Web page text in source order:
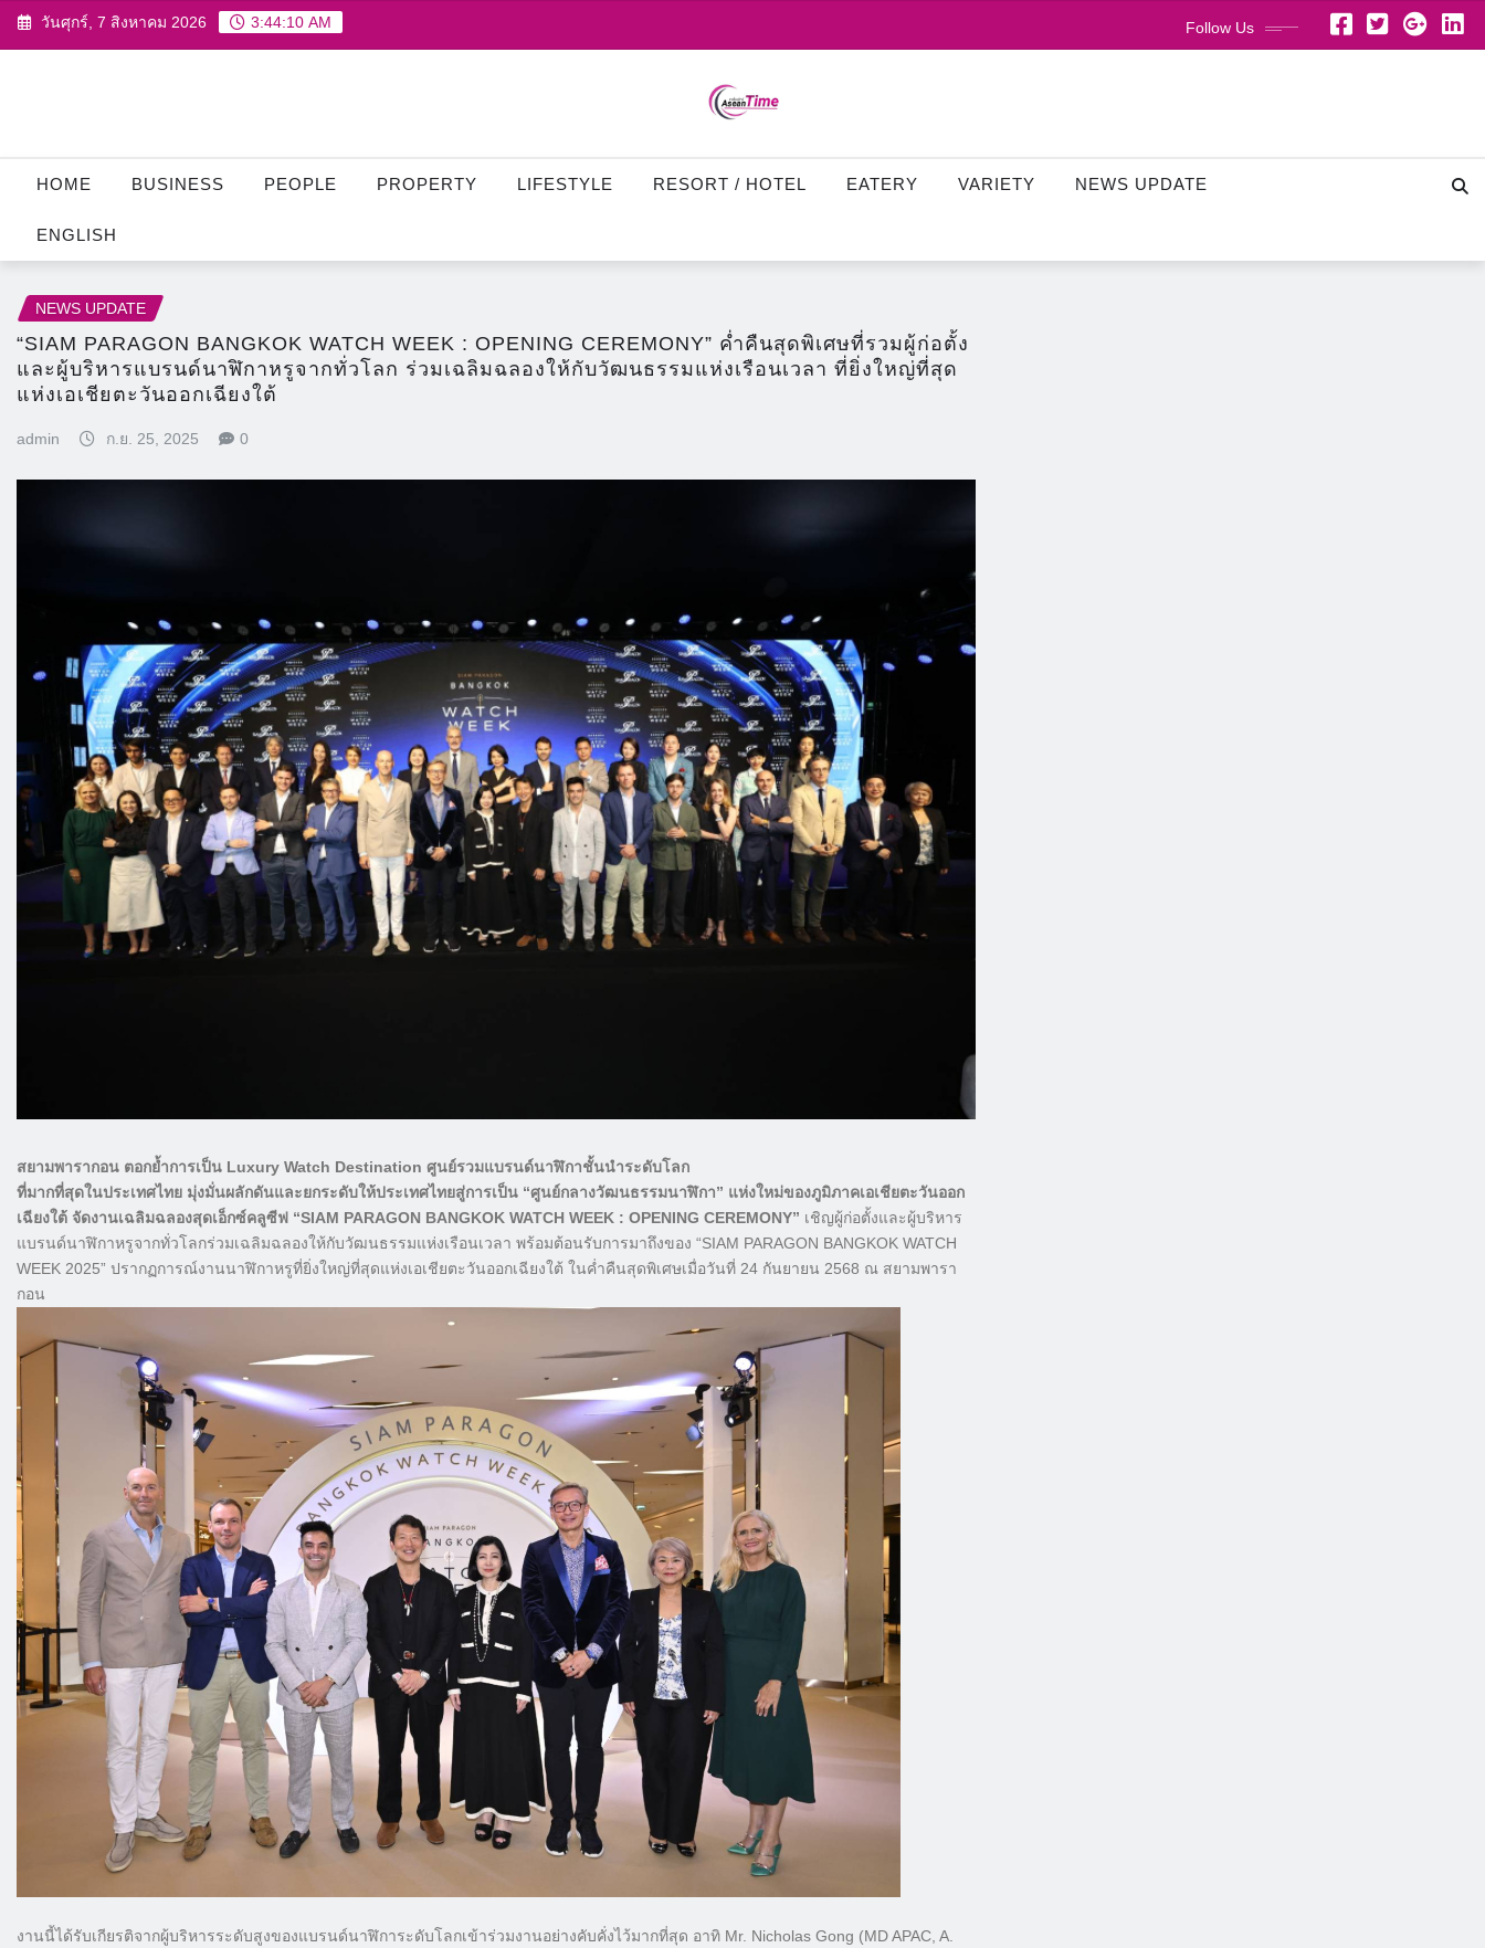
Skip วันศุกร์, 7 สิงหาคม 2026 3:44:12 AM Follow Us
HOME BUSINESS PEOPLE PROPERTY LIFESTYLE RESORT / HOTEL EATERY VARIETY NEWS UPDATE
ENGLISH
NEWS UPDATE
“SIAM PARAGON BANGKOK WATCH WEEK : OPENING CEREMONY” ค่ำคืนสุดพิเศษที่รวมผู้ก่อตั้ง
และผู้บริหารแบรนด์นาฬิกาหรูจากทั่วโลก ร่วมเฉลิมฉลองให้กับวัฒนธรรมแห่งเรือนเวลา ที่ยิ่งใหญ่ที่สุด
แห่งเอเชียตะวันออกเฉียงใต้
admin ก.ย. 25, 2025 0
สยามพารากอน ตอกย้ำการเป็น Luxury Watch Destination ศูนย์รวมแบรนด์นาฬิกาชั้นนำระดับโลก
ที่มากที่สุดในประเทศไทย มุ่งมั่นผลักดันและยกระดับให้ประเทศไทยสู่การเป็น “ศูนย์กลางวัฒนธรรมนาฬิกา” แห่งใหม่ของภูมิภาคเอเชียตะวันออก
เฉียงใต้ จัดงานเฉลิมฉลองสุดเอ็กซ์คลูซีฟ “SIAM PARAGON BANGKOK WATCH WEEK : OPENING CEREMONY” เชิญผู้ก่อตั้งและผู้บริหาร
แบรนด์นาฬิกาหรูจากทั่วโลกร่วมเฉลิมฉลองให้กับวัฒนธรรมแห่งเรือนเวลา พร้อมต้อนรับการมาถึงของ “SIAM PARAGON BANGKOK WATCH
WEEK 2025” ปรากฏการณ์งานนาฬิกาหรูที่ยิ่งใหญ่ที่สุดแห่งเอเชียตะวันออกเฉียงใต้ ในค่ำคืนสุดพิเศษเมื่อวันที่ 24 กันยายน 2568 ณ สยามพารา
กอน
งานนี้ได้รับเกียรติจากผู้บริหารระดับสูงของแบรนด์นาฬิการะดับโลกเข้าร่วมงานอย่างคับคั่งไว้มากที่สุด อาทิ Mr. Nicholas Gong (MD APAC, A.